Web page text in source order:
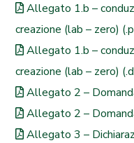
Allegato 1.b –
creazione (lab – zero)
Allegato 1.b –
creazione (lab – zero)
Allegato 2 –
Allegato 2 –
Allegato 3 –